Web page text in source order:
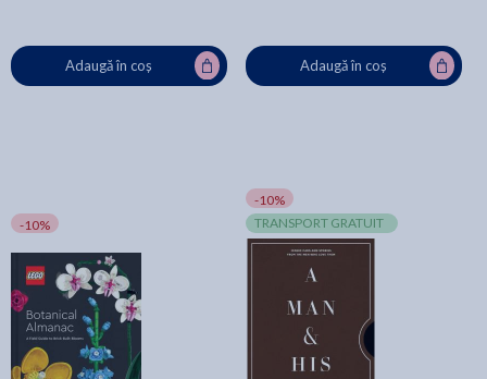
Adaugă în coș Adaugă în coș
-10%
-10%
TRANSPORT GRATUIT